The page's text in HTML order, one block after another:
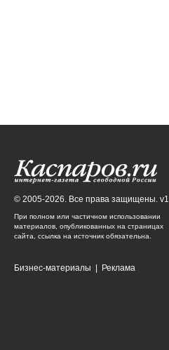
© 2005-2026. Все права защищены. v1
При полном или частичном использовании
материалов, опубликованных на страницах
сайта, ссылка на источник обязательна.
Бизнес-материалы Реклама